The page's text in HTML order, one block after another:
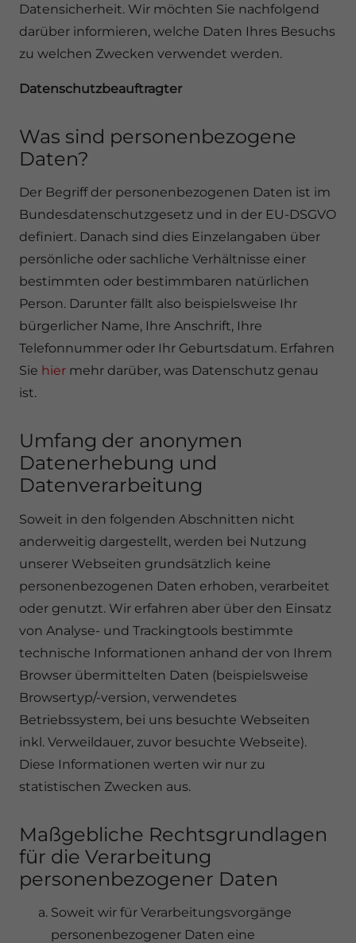
Datensicherheit. Wir möchten Sie nachfolgend
darüber informieren, welche Daten Ihres Besuchs
zu welchen Zwecken verwendet werden.
Datenschutzbeauftragter
Was sind personenbezogene
Daten?
Der Begriff der personenbezogenen Daten ist im
Bundesdatenschutzgesetz und in der EU-DSGVO
definiert. Danach sind dies Einzelangaben über
persönliche oder sachliche Verhältnisse einer
bestimmten oder bestimmbaren natürlichen
Person. Darunter fällt also beispielsweise Ihr
bürgerlicher Name, Ihre Anschrift, Ihre
Telefonnummer oder Ihr Geburtsdatum. Erfahren
Sie hier mehr darüber, was Datenschutz genau
ist.
Umfang der anonymen
Datenerhebung und
Datenverarbeitung
Soweit in den folgenden Abschnitten nicht
anderweitig dargestellt, werden bei Nutzung
unserer Webseiten grundsätzlich keine
personenbezogenen Daten erhoben, verarbeitet
oder genutzt. Wir erfahren aber über den Einsatz
von Analyse- und Trackingtools bestimmte
technische Informationen anhand der von Ihrem
Browser übermittelten Daten (beispielsweise
Browsertyp/-version, verwendetes
Betriebssystem, bei uns besuchte Webseiten
inkl. Verweildauer, zuvor besuchte Webseite).
Diese Informationen werten wir nur zu
statistischen Zwecken aus.
Maßgebliche Rechtsgrundlagen
für die Verarbeitung
personenbezogener Daten
Soweit wir für Verarbeitungsvorgänge
personenbezogener Daten eine